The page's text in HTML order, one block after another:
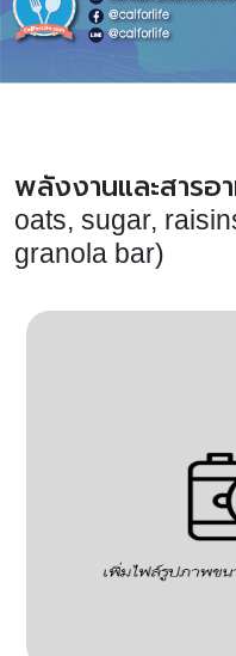
พลังงานและสารอ
oats, sugar,
granola bar)